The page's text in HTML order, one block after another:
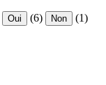
Oui (6) Non (1)